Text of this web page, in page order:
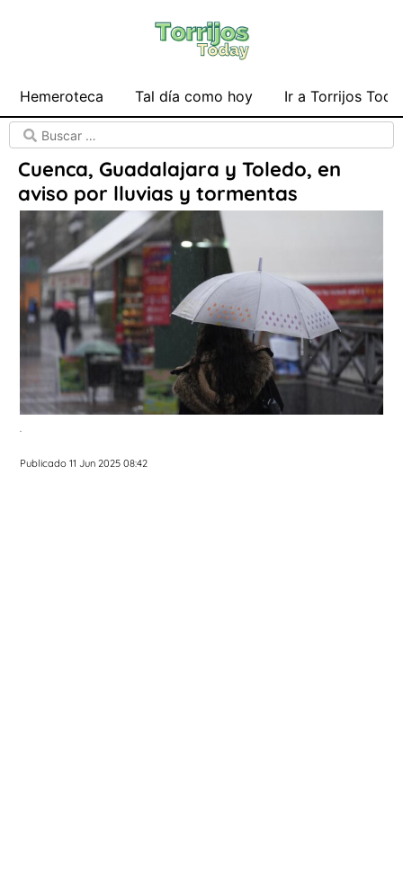
Hemeroteca Tal día como hoy Ir a Torrijos
Cuenca, Guadalajara y Toledo, en
aviso por lluvias y tormentas
.
Publicado 11 Jun 2025 08:42